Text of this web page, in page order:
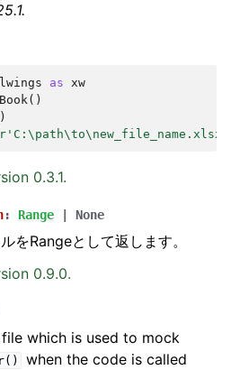
as xw
Book()
r 'C:\path\to\new_file_name.xlsx'
0.3.1.
: Range None
をRangeとして返します。
0.9.0.
which is used to mock
when the code is called